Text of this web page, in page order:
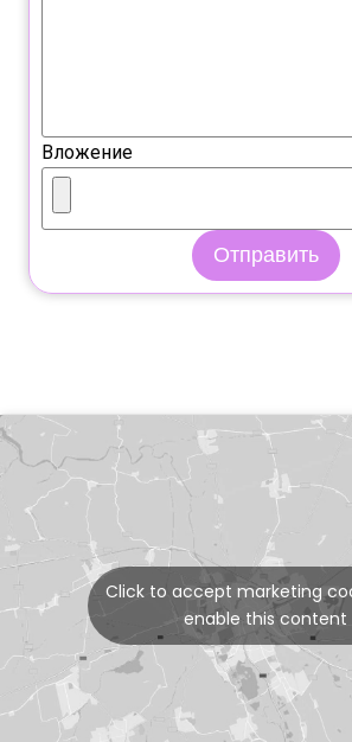
Вложение
Отправить
Click to accept marketing
enable this content